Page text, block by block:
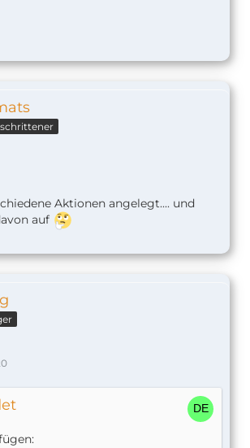
Aktionen angelegt.... und
auf